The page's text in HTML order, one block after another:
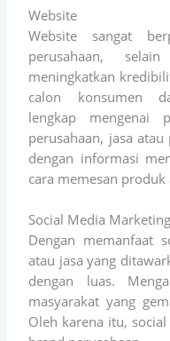
Website
Website sangat
perusahaan,
meningkatkan
calon konsumen
lengkap mengenai
perusahaan, jasa
dengan informasi
cara memesan produk
Social Media Marketing
Dengan memanfaat
atau jasa yang
dengan luas.
masyarakat yang
Oleh karena itu,